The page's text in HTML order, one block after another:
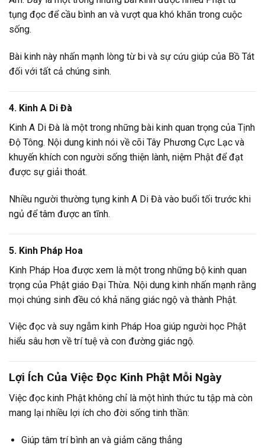
tụng đọc để cầu bình an và vượt qua khó khăn trong cuộc
sống.
Bài kinh này nhấn mạnh lòng từ bi và sự cứu giúp của Bồ Tát
đối với tất cả chúng sinh.
4. Kinh A Di Đà
Kinh A Di Đà là một trong những bài kinh quan trọng của Tịnh
Độ Tông. Nội dung kinh nói về cõi Tây Phương Cực Lạc và
khuyến khích con người sống thiện lành, niệm Phật để đạt
được sự giải thoát.
Nhiều người thường tụng kinh A Di Đà vào buổi tối trước khi
ngủ để tâm được an tĩnh.
5. Kinh Pháp Hoa
Kinh Pháp Hoa được xem là một trong những bộ kinh quan
trọng của Phật giáo Đại Thừa. Nội dung kinh nhấn mạnh rằng
mọi chúng sinh đều có khả năng giác ngộ và thành Phật.
Việc đọc và suy ngẫm kinh Pháp Hoa giúp người học Phật
hiểu sâu hơn về trí tuệ và con đường giác ngộ.
Lợi Ích Của Việc Đọc Kinh Phật Mỗi Ngày
Việc đọc kinh Phật không chỉ là một hình thức tu tập mà còn
mang lại nhiều lợi ích cho đời sống tinh thần:
Giúp tâm trí bình an và giảm căng thẳng